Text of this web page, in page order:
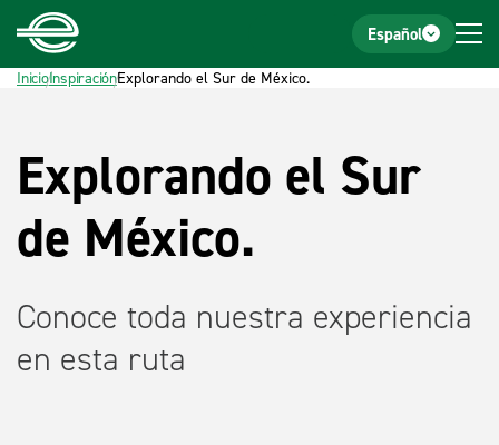
Inicio
Pie de página
Español
InicioInspiraciónExplorando el Sur de México.
Explorando el Sur
de México.
Conoce toda nuestra experiencia
en esta ruta